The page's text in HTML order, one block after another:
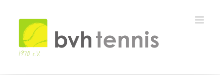
springen